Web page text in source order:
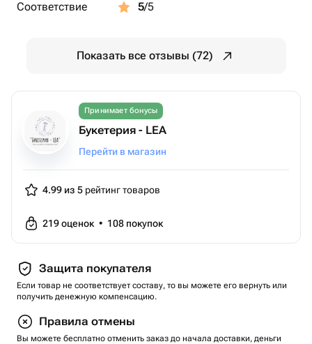
Соответствие 5/5
Показать все отзывы (72)
Принимает бонусы
Букетерия - LEA
Перейти в магазин
4.99 из 5 рейтинг товаров
219оценок • 108 покупок
Защита покупателя
Если товар не соответствует составу, то вы можете его вернуть или
получить денежную компенсацию.
Правила отмены
Вы можете бесплатно отменить заказ до начала доставки, деньги